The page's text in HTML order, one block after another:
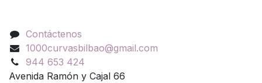
Contáctenos
1000curvasbilbao@gmail.com
944 653 424
Avenida Ramón y Cajal 66